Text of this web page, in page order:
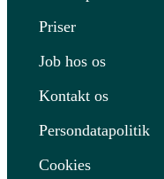
Priser
Job hos os
Kontakt os
Persondatapolitik
Cookies